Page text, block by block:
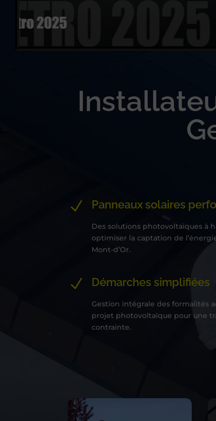
N Panneaux solaires
Des solutions photovoltaïques à
optimiser la captation de
Mont-d’Or.
N Démarches simplifiées
Gestion intégrale des formalités
projet photovoltaïque pour une
contrainte.